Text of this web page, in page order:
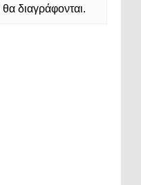
διαγράφονται.